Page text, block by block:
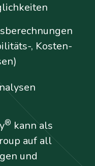
, Kosten-
® kann als
auf all
und